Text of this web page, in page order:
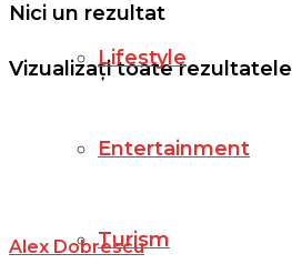
Nici un rezultat
Vizualizați toate rezultatele
Lifestyle
Entertainment
Turism
Alex Dobrescu